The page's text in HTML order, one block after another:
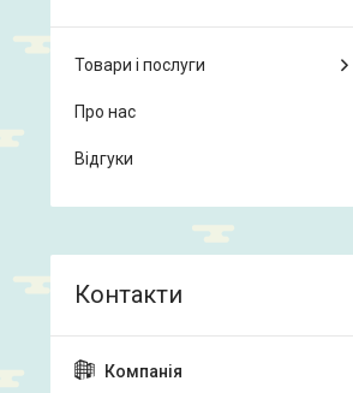
Товари і послуги
Про нас
Відгуки